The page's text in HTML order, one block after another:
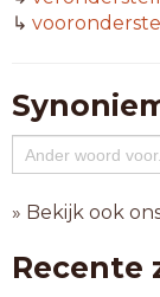
↳
» Bekijk ook
Recente